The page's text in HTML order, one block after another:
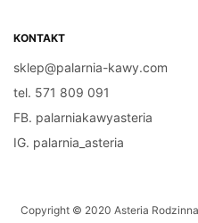
KONTAKT
sklep@palarnia-kawy.com
tel. 571 809 091
FB. palarniakawyasteria
IG. palarnia_asteria
Copyright © 2020 Asteria